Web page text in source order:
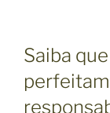
Saiba